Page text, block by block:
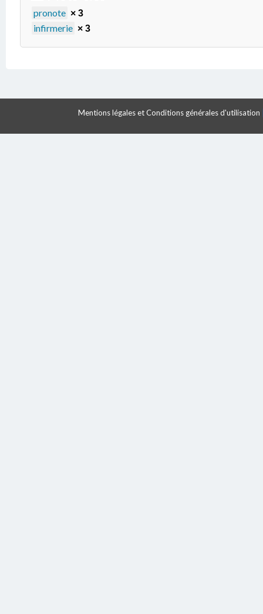
pronote × 3
infirmerie × 3
Mentions légales et Conditions générales d'utilisation